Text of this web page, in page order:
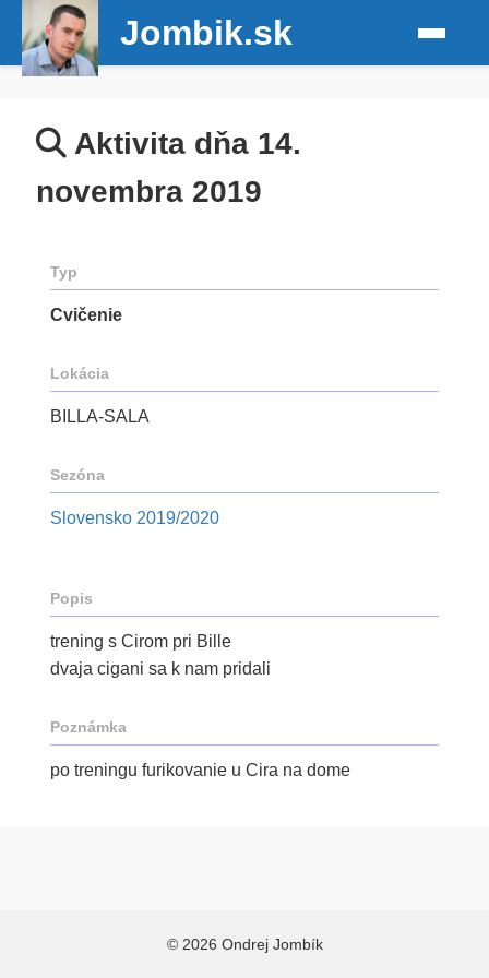
Jombik.sk
Aktivita dňa 14.
novembra 2019
Typ
Cvičenie
Lokácia
BILLA-SALA
Sezóna
Slovensko 2019/2020
Popis
trening s Cirom pri Bille
dvaja cigani sa k nam pridali
Poznámka
po treningu furikovanie u Cira na dome
© 2026 Ondrej Jombík